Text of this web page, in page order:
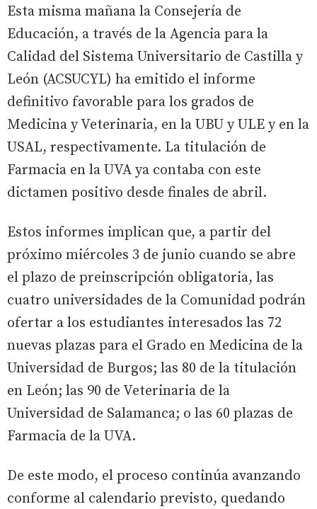
Esta misma mañana la Consejería de
Educación, a través de la Agencia para la
Calidad del Sistema Universitario de Castilla y
León (ACSUCYL) ha emitido el informe
definitivo favorable para los grados de
Medicina y Veterinaria, en la UBU y ULE y en la
USAL, respectivamente. La titulación de
Farmacia en la UVA ya contaba con este
dictamen positivo desde finales de abril.
Estos informes implican que, a partir del
próximo miércoles 3 de junio cuando se abre
el plazo de preinscripción obligatoria, las
cuatro universidades de la Comunidad podrán
ofertar a los estudiantes interesados las 72
nuevas plazas para el Grado en Medicina de la
Universidad de Burgos; las 80 de la titulación
en León; las 90 de Veterinaria de la
Universidad de Salamanca; o las 60 plazas de
Farmacia de la UVA.
De este modo, el proceso continúa avanzando
conforme al calendario previsto, quedando